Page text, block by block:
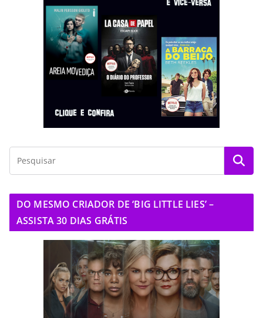
DO MESMO CRIADOR DE ‘BIG LITTLE LIES’ –
ASSISTA 30 DIAS GRÁTIS